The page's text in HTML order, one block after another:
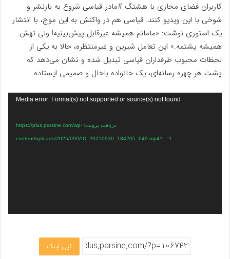
کاربران فضای مجازی با هشتگ #مادر_قیاسی شروع به بازنشر و
شوخی با این ویدیو کنند. قیاسی هم در واکنش به این موج، با انتشار
یک استوری نوشت: «مامانم همیشه غیرقابل پیش‌بینیه! ولی تهش
همیشه پشتمه.» این تعامل شیرین و غیرمنتظره، حالا به یکی از
لحظات محبوب طرفداران قیاسی تبدیل شده و نشان می‌دهد که
پشت هر چهره رسانه‌ای، یک خانواده باحال و صمیمی ایستاده.
Media error: Format(s) not supported or source(s) not found
دریافت پرونده: https://plus.parsine.com/wp-
content/uploads/2025/09/VID_20250930_184205_649.mp4?_=1
کپی لینک